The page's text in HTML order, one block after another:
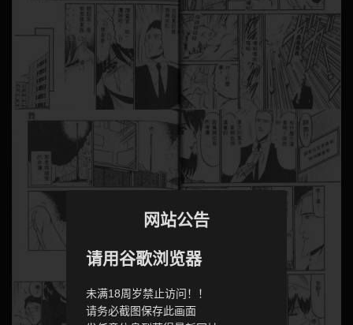
网站公告
请用谷歌浏览器
未满18周岁禁止访问！！
请务必截图保存此画面